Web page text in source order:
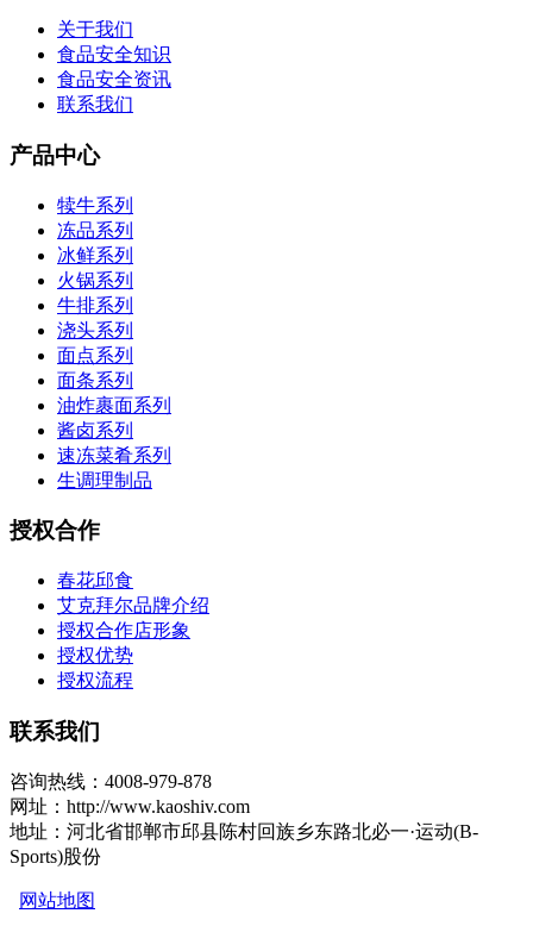
关于我们
食品安全知识
食品安全资讯
联系我们
产品中心
犊牛系列
冻品系列
冰鲜系列
火锅系列
牛排系列
浇头系列
面点系列
面条系列
油炸裹面系列
酱卤系列
速冻菜肴系列
生调理制品
授权合作
春花邱食
艾克拜尔品牌介绍
授权合作店形象
授权优势
授权流程
联系我们
咨询热线：4008-979-878
网址：http://www.kaoshiv.com
地址：河北省邯郸市邱县陈村回族乡东路北必一·运动(B-
Sports)股份
网站地图